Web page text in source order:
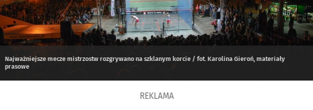
Najważniejsze mecze mistrzostw rozgrywano na szklanym korcie / fot. Karolina Gieroń, materiały
prasowe
REKLAMA